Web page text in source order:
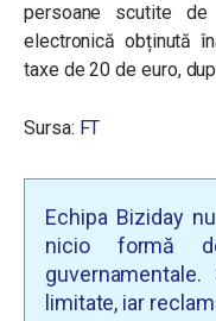
persoane scutite
electronică obținută
taxe de 20 de euro,
Sursa: FT
Echipa Biziday
nicio formă
limitate, iar